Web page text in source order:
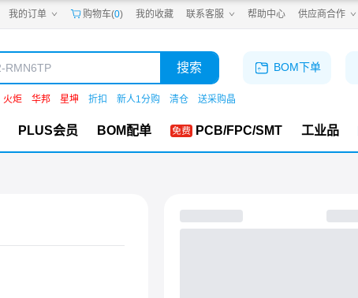
我的订单 购物车(0) 我的收藏 联系客服 帮助中心 供应商合作
嘉立创PCB
嘉立创FA
机电工坊
搜索
火炬 华邦 星坤 折扣 新人1分购 清仓 送采购晶
BOM下单
PLUS会员 BOM配单 PCB/FPC/SMT 工业品